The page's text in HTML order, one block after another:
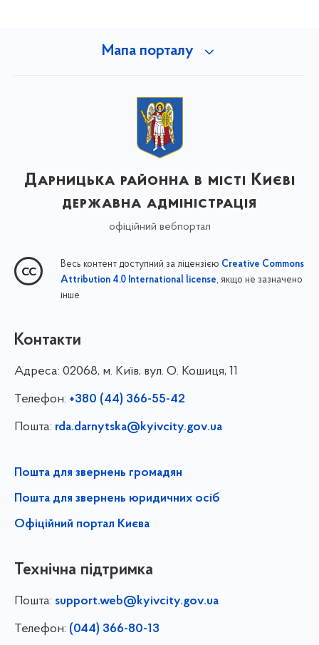
Мапа порталу
Дарницька районна в місті Києві
державна адміністрація
офіційний вебпортал
Весь контент доступний за ліцензією Creative Commons
Attribution 4.0 International license, якщо не зазначено
інше
Контакти
Адреса: 02068, м. Київ, вул. О. Кошиця, 11
Телефон: +380 (44) 366-55-42
Пошта: rda.darnytska@kyivcity.gov.ua
Пошта для звернень громадян
Пошта для звернень юридичних осіб
Офіційний портал Києва
Технічна підтримка
Пошта: support.web@kyivcity.gov.ua
Телефон: (044) 366-80-13